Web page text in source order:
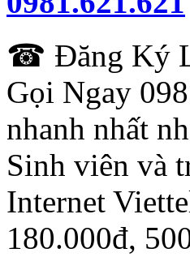
☎ Đăng Ký
Gọi Ngay
nhanh nhất
Sinh viên và
Internet
180.000đ,